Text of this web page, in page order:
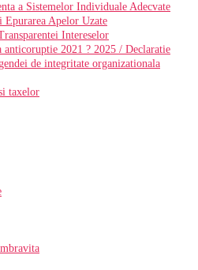
a Sistemelor Individuale Adecvate
Epurarea Apelor Uzate
Intereselor
anticoruptie 2021 ? 2025 / Declaratie
de integritate organizationala
taxelor